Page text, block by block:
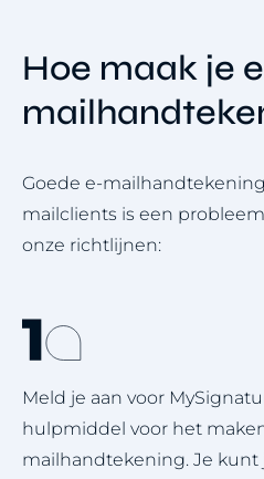
Hoe maak je
Goede e-
mailclients is een
onze richtlijnen:
Meld je aan voor
hulpmiddel voor het
mailhandtekening. Je kunt